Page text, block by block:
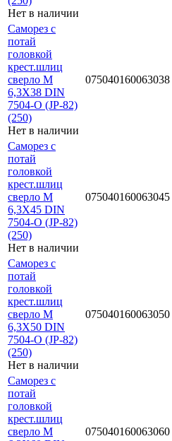
Нет в наличии
Саморез с
потай
головкой
крест.шлиц
сверло М
6,3Х38 DIN
7504-O (JP-82)
(250)
Нет в наличии
075040160063038
Саморез с
потай
головкой
крест.шлиц
сверло М
6,3Х45 DIN
7504-O (JP-82)
(250)
Нет в наличии
075040160063045
Саморез с
потай
головкой
крест.шлиц
сверло М
6,3Х50 DIN
7504-O (JP-82)
(250)
Нет в наличии
075040160063050
Саморез с
потай
головкой
крест.шлиц
сверло М
075040160063060